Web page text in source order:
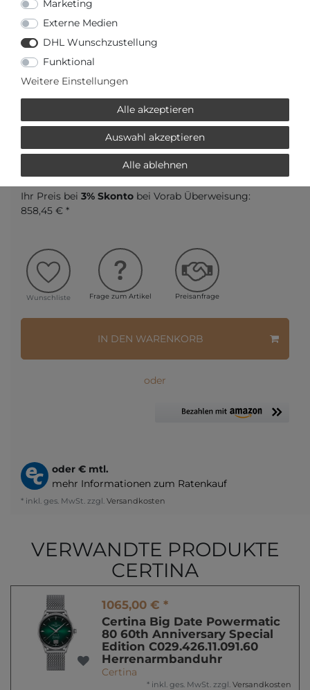
Versandfertig in 2-3 Werktagen
AUTORISIERTER HÄNDLER
SCHNELLE LIEFERZEIT
Ihr Preis bei 3% Skonto bei Vorab Überweisung:
858,45 € *
Wunschliste Frage zum Artikel Preisanfrage
IN DEN WARENKORB
oder
oder € mtl.
mehr Informationen zum Ratenkauf
* inkl. ges. MwSt. zzgl. Versandkosten
VERWANDTE PRODUKTE
CERTINA
1065,00 € *
Certina Big Date Powermatic
80 60th Anniversary Special
Edition C029.426.11.091.60
Herrenarmbanduhr
Certina
* inkl. ges. MwSt. zzgl. Versandkosten
Marketing
Externe Medien
DHL Wunschzustellung
Funktional
Weitere Einstellungen
Alle akzeptieren
Auswahl akzeptieren
Alle ablehnen